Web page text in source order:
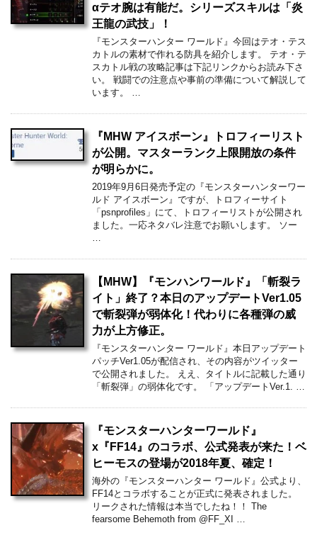
αテオ腕は有能だ。シリーズスキルは「炎
王龍の武技」！
『モンスターハンター ワールド』今回はテオ・テス
カトルの素材で作れる防具を紹介します。 テオ・テ
スカトル戦の攻略記事は下記リンクからお読み下さ
い。 戦闘での注意点や事前の準備について解説して
います。 …
『MHW アイスボーン』トロフィーリスト
が公開。マスターランク上限開放の条件
が明らかに。
2019年9月6日発売予定の『モンスターハンターワー
ルド アイスボーン』ですが、トロフィーサイト
「psnprofiles」にて、トロフィーリストが公開され
ました。一応ネタバレ注意でお願いします。 ソー
…
【MHW】『モンハンワールド』「斬裂ラ
イト」終了？本日のアップデートVer1.05
で斬裂弾が弱体化！代わりに各種弾の威
力が上方修正。
『モンスターハンター ワールド』本日アップデート
パッチVer1.05が配信され、その内容がツイッター
で公開されました。 ええ、タイトルに記載した通り
「斬裂弾」の弱体化です。 「アップデートVer.1. …
『モンスターハンターワールド』
x『FF14』のコラボ、公式発表が来た！ベ
ヒーモスの登場が2018年夏、確定！
海外の『モンスターハンター ワールド』公式より、
FF14とコラボすることが正式に発表されました。
リークされた情報は本当でしたね！！ The
fearsome Behemoth from @FF_XI …